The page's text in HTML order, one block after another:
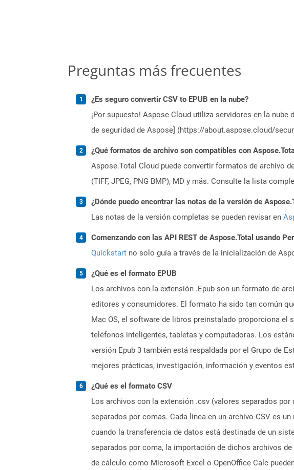
Preguntas más frecuentes
¿Es seguro convertir CSV to EPUB en la nube?
¡Por supuesto! Aspose Cloud utiliza servidores en la
de seguridad de Aspose] (https://about.aspose.cloud/
¿Qué formatos de archivo son compatibles con
Aspose.Total Cloud puede convertir formatos de archivo
(TIFF, JPEG, PNG BMP), MD y más. Consulte la lista
¿Dónde puedo encontrar las notas de la versión de
Las notas de la versión completas se pueden revisar en
Comenzando con las API REST de Aspose.Total usando
Quickstart no solo guía a través de la inicialización de
¿Qué es el formato EPUB
Los archivos con la extensión .Epub son un formato de
editores y consumidores. El formato ha sido tan común
Mac OS, el software de libros preinstalado proporciona
teléfonos inteligentes, tabletas y computadoras. Los
versión Epub 3 también está respaldada por el Grupo de
mejores prácticas, investigación, información y eventos
¿Qué es el formato CSV
Los archivos con la extensión .csv (valores separados
separados por comas. Cada línea en un archivo CSV es
cuando la transferencia de datos está destinada de un
separados por coma, la importación de dichos archivos
de cálculo como Microsoft Excel o OpenOffice Calc